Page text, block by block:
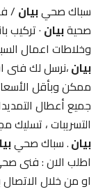
سباك صحيبيان/
صحيةبيان· تركيب
وخلاطات اعمال
بيان،نرسل لك فنى
ممكن وبأقل
جميع أعطال
التسريبات ، تسليك
بيان. سباك صحيبيان
اطلب الان : فنى
او من خلال الاتصال بنا